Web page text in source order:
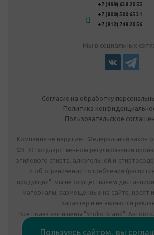
+7 (499) 638 20 55
+7 (800) 500 65 31
+7 (812) 748 20 56
Мы в социальных
Согласие на обработку
Политика
Пользовательское
Компания не нарушает Федеральный закон
ФЗ "О государственном регулировании
этилового спирта, алкогольной и
и об ограничении потребления
продукции": мы не осуществляем
материалы, размещенные на сайте, носят
характер и не являются
Все права защищены "Shoko Brand".
Пользуясь сайтом, вы